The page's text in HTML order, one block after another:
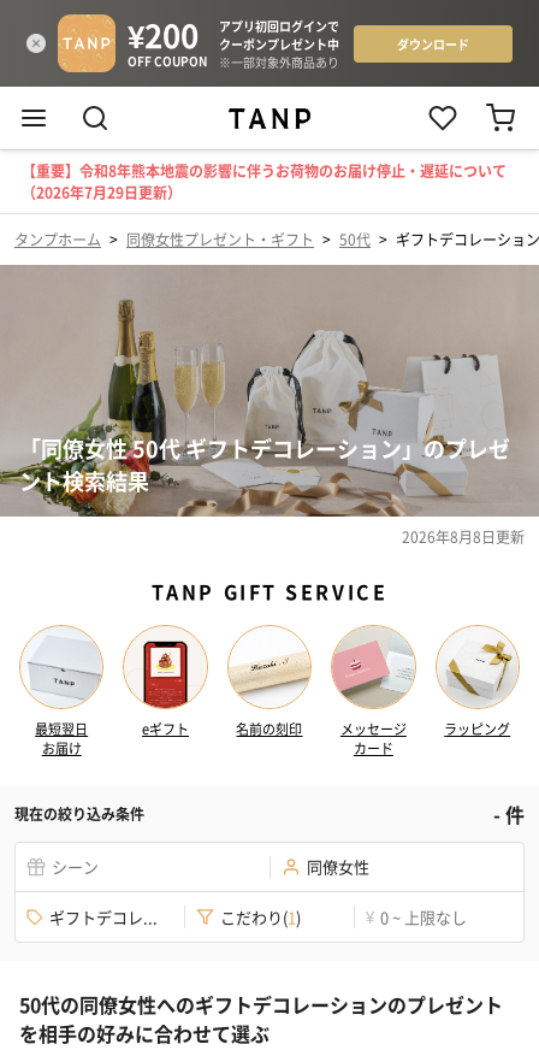
【重要】令和8年熊本地震の影響に伴うお荷物のお届け停止・遅延について
（2026年7月29日更新）
タンプホーム > 同僚女性プレゼント・ギフト > 50代 > ギフトデコレーション
「同僚女性 50代 ギフトデコレーション」のプレゼ
ント検索結果
2026年8月8日更新
TANP GIFT SERVICE
最短翌日
お届け
eギフト 名前の刻印
メッセージ
カード
ラッピング
現在の絞り込み条件 -件
シーン 同僚女性
ギフトデコレ... こだわり(1) ¥ 0 ~ 上限なし
50代の同僚女性へのギフトデコレーションのプレゼント
を相手の好みに合わせて選ぶ